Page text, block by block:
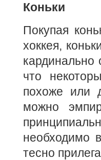
Коньки
Покупая
хоккея,
кардинально
что
похоже или
можно
необходимо
тесно